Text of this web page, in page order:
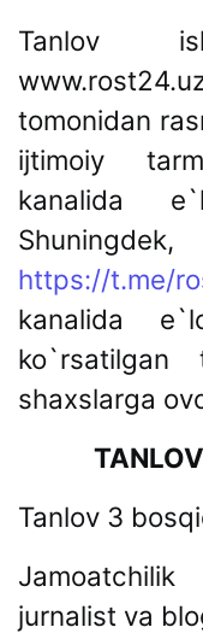
Tanlov
tomonidan
ijtimoiy
kanalida
Shuningdek,
https://t.me/
kanalida
ko`rsatilgan
shaxslarga
Tanlov 3
jurnalist va